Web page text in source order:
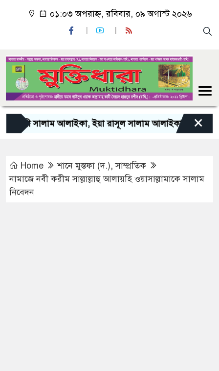
০১:০৩ অপরাহ্ন, রবিবার, ০৯ অগাস্ট ২০২৬
আলাইকা, ইয়া রাসূল সালাম আলাইকা, ইয়া হাবীব সালাম
×
Home শানে মুস্তফা (দ.),সাম্প্রতিক
নামাজে নবী করীম সাল্লাল্লাহু আলায়হি ওয়াসাল্লামাকে সালাম
নিবেদন